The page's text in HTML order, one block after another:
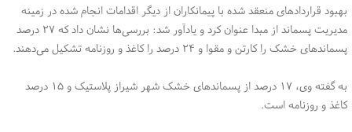
بهبود قراردادهای منعقد شده با پیمانکاران از دیگر اقدامات انجام شده در زمینه
مدیریت پسماند از مبدا عنوان کرد و یادآور شد: بررسی‌ها نشان داد که ۲۷ درصد
پسماندهای خشک را کارتن و مقوا و ۲۴ درصد را کاغذ و روزنامه تشکیل می‌دهند.
به گفته وی، ۱۷ درصد از پسماندهای خشک شهر شیراز پلاستیک و ۱۵ درصد
کاغذ و روزنامه است.